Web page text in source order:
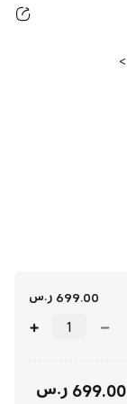
>
699.00 ر.س
699.00 ر.س